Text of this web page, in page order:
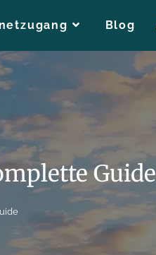
Blog
Guide